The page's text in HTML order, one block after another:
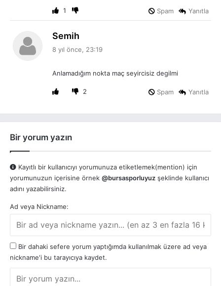
1 Yanıtla
Spam
Semih
k
8 yıl önce, 23:19
Anlamadığım nokta maç seyircisiz degilmi
2 Yanıtla
Spam
Bir yorum yazın
Kayıtlı bir kullanıcıyı yorumunuza etiketlemek(mention) için
yorumunuzun içerisine örnek @bursasporluyuz şeklinde kullanıcı
adını yazabilirsiniz.
Ad veya Nickname:
Bir dahaki sefere yorum yaptığımda kullanılmak üzere ad veya
nickname'i bu tarayıcıya kaydet.